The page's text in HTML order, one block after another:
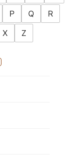
P Q
R
X Z